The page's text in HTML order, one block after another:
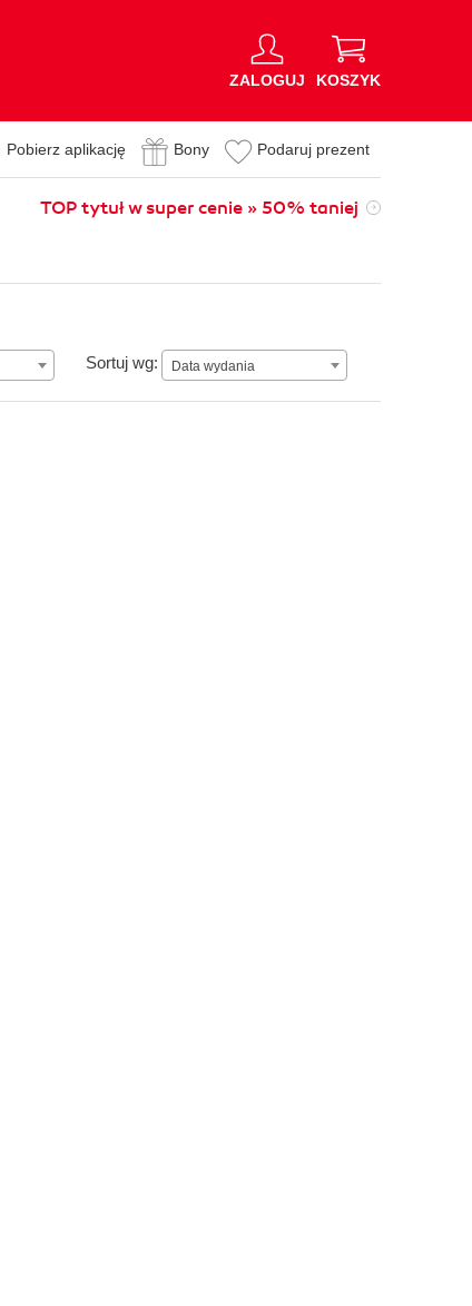
ZALOGUJ KOSZYK
Pobierz aplikację Bony Podaruj prezent
TOP tytuł w super cenie » 50% taniej
Sortuj wg: Data wydania
Data wydania